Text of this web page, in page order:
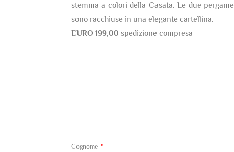
stemma a colori della Casata. Le due
sono racchiuse in una elegante cartellina.
EURO 199,00 spedizione compresa
Cognome